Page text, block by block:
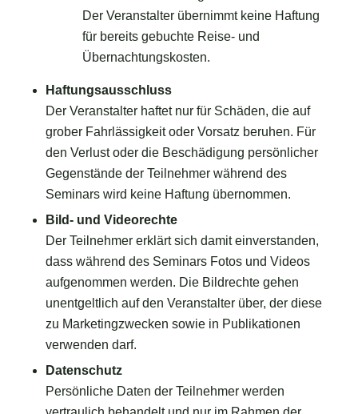
Der Veranstalter übernimmt keine Haftung
für bereits gebuchte Reise- und
Übernachtungskosten.
Haftungsausschluss
Der Veranstalter haftet nur für Schäden, die auf
grober Fahrlässigkeit oder Vorsatz beruhen. Für
den Verlust oder die Beschädigung persönlicher
Gegenstände der Teilnehmer während des
Seminars wird keine Haftung übernommen.
Bild- und Videorechte
Der Teilnehmer erklärt sich damit einverstanden,
dass während des Seminars Fotos und Videos
aufgenommen werden. Die Bildrechte gehen
unentgeltlich auf den Veranstalter über, der diese
zu Marketingzwecken sowie in Publikationen
verwenden darf.
Datenschutz
Persönliche Daten der Teilnehmer werden